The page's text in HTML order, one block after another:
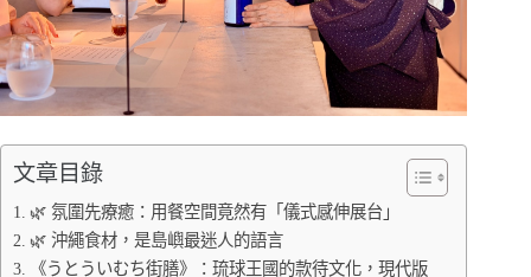
文章目錄
🌿 氛圍先療癒：用餐空間竟然有「儀式感伸展台」
🌿 沖繩食材，是島嶼最迷人的語言
《うとういむち街膳》：琉球王國的款待文化，現代版